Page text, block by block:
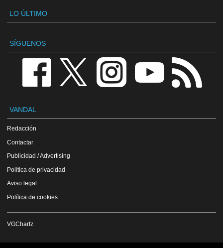
LO ÚLTIMO
SÍGUENOS
VANDAL
Redacción
Contactar
Publicidad / Advertising
Política de privacidad
Aviso legal
Política de cookies
VGChartz